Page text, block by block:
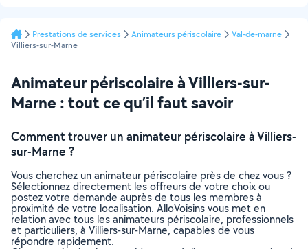
Prestations de services Animateurs périscolaire
Val-de-marne
Villiers-sur-Marne
Animateur périscolaire à Villiers-sur-
Marne : tout ce qu’il faut savoir
Comment trouver un animateur périscolaire à Villiers-
sur-Marne ?
Vous cherchez un animateur périscolaire près de chez vous ?
Sélectionnez directement les offreurs de votre choix ou
postez votre demande auprès de tous les membres à
proximité de votre localisation. AlloVoisins vous met en
relation avec tous les animateurs périscolaire, professionnels
et particuliers, à Villiers-sur-Marne, capables de vous
répondre rapidement.